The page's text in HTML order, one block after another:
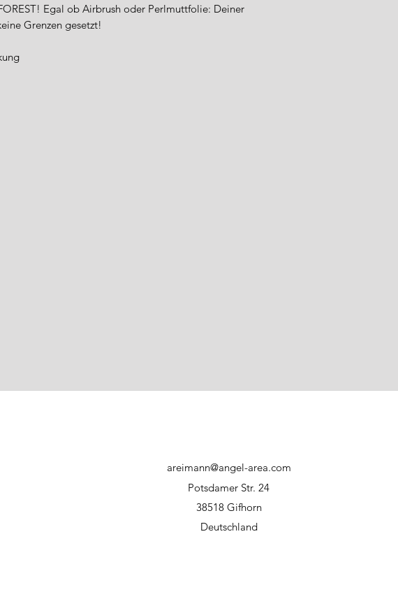
Egal ob Airbrush oder Perlmuttfolie: Deiner
Grenzen gesetzt!
areimann@angel-area.com
Potsdamer Str. 24
38518 Gifhorn
Deutschland